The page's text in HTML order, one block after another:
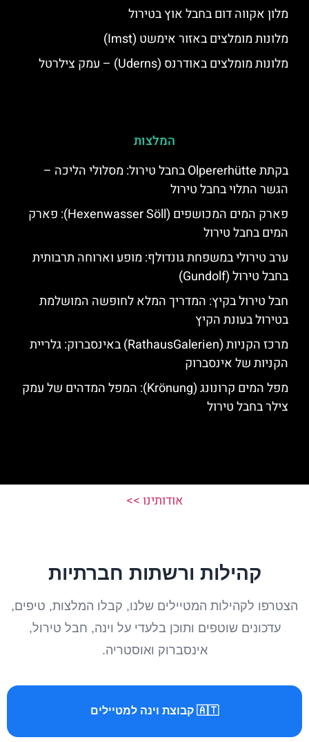
מלון אקווה דום בחבל אוץ בטירול
מלונות מומלצים באזור אימשט (Imst)
מלונות מומלצים באודרנס (Uderns) – עמק צילרטל
המלצות
בקתת Olpererhütte בחבל טירול: מסלולי הליכה –
הגשר התלוי בחבל טירול
פארק המים המכושפים (Hexenwasser Söll): פארק
המים בחבל טירול
ערב טירולי במשפחת גונדולף: מופע וארוחה תרבותית
בחבל טירול (Gundolf)
חבל טירול בקיץ: המדריך המלא לחופשה המושלמת
בטירול בעונת הקיץ
מרכז הקניות (RathausGalerien) באינסברוק: גלריית
הקניות של אינסברוק
מפל המים קרונונג (Krönung): המפל המדהים של עמק
צילר בחבל טירול
אודותינו >>
קהילות ורשתות חברתיות
הצטרפו לקהילות המטיילים שלנו, קבלו המלצות, טיפים,
עדכונים שוטפים ותוכן בלעדי על וינה, חבל טירול,
אינסברוק ואוסטריה.
🇦🇹 קבוצת וינה למטיילים